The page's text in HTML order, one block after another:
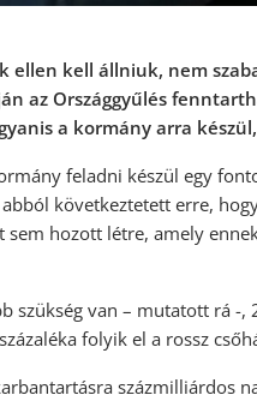
ellen kell állniuk, nem
az Országgyűlés
a kormány arra
feladni készül egy
következtetett erre,
sem hozott létre, amely
szükség van – mutatott rá
folyik el a rossz
százmilliárdos